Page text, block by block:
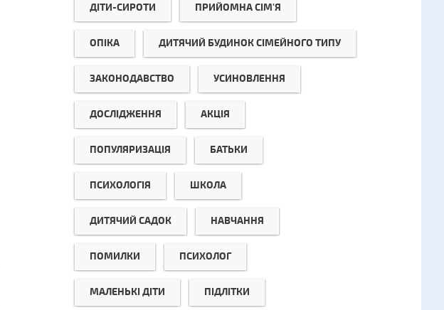
ДІТИ-СИРОТИ ПРИЙОМНА СІМ'Я
ОПІКА ДИТЯЧИЙ БУДИНОК СІМЕЙНОГО ТИПУ
ЗАКОНОДАВСТВО УСИНОВЛЕННЯ
ДОСЛІДЖЕННЯ АКЦІЯ
ПОПУЛЯРИЗАЦІЯ БАТЬКИ
ПСИХОЛОГІЯ ШКОЛА
ДИТЯЧИЙ САДОК НАВЧАННЯ
ПОМИЛКИ ПСИХОЛОГ
МАЛЕНЬКІ ДІТИ ПІДЛІТКИ